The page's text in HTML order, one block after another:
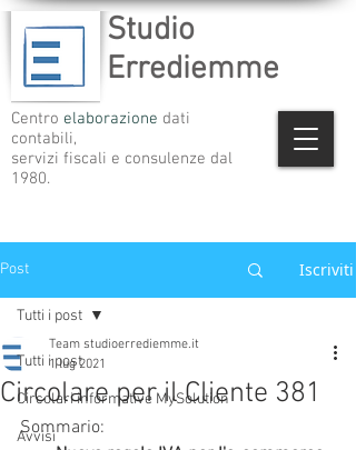
Studio
Errediemme
Centro elaborazione dati
contabili,
servizi fiscali e consulenze dal
1980.
Post Iscriviti
Tutti i post
Circolari informative MySolution
Avvisi
Tutti i post
Circolare per il Cliente 381
Team studioerrediemme.it
1 lug 2021
Sommario: